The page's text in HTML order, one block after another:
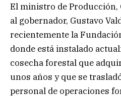
El ministro de
al gobernador, Gustavo
recientemente la
donde está instalado
cosecha forestal que
unos años y que se
personal de operaciones